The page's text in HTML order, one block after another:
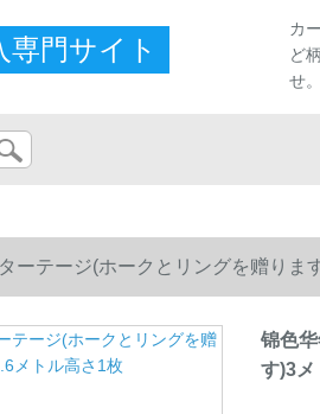
専門サイト
カ
ど
せ。
ーテージ(ホークとリングを赠りま
锦色
す)3メ